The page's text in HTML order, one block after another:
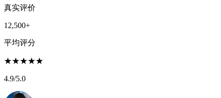
真实评价
12,500+
平均评分
★★★★★
4.9/5.0